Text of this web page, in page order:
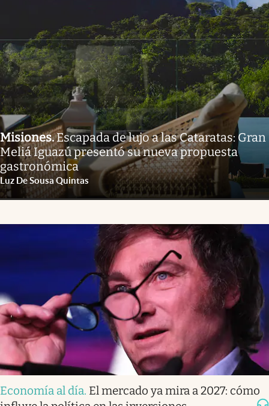
Misiones.Escapada de lujo a las Cataratas: Gran
Meliá Iguazú presentó su nueva propuesta
gastronómica
Luz De Sousa Quintas
Economía al día. El mercado ya mira a 2027: cómo